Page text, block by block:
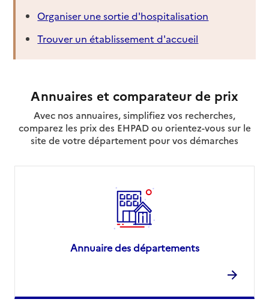
Organiser une sortie d'hospitalisation
Trouver un établissement d'accueil
Annuaires et comparateur de prix
Avec nos annuaires, simplifiez vos recherches,
comparez les prix des EHPAD ou orientez-vous sur le
site de votre département pour vos démarches
Annuaire des départements